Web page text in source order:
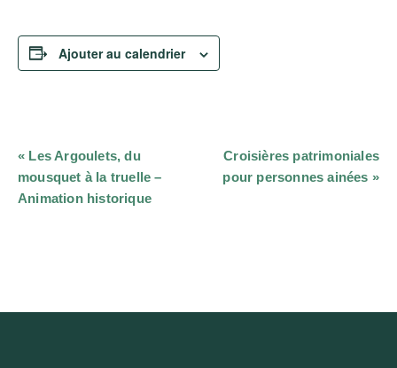
Ajouter au calendrier
Navigation
Évènement
« Les Argoulets, du
mousquet à la truelle –
Animation historique
Croisières patrimoniales
pour personnes ainées »